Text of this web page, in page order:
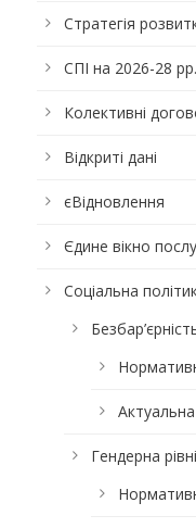
Стратегія
СПІ на 2026-28
Колективні
Відкриті дані
єВідновлення
Єдине вікно
Соціальна
Гендерна